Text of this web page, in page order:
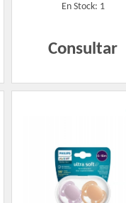
En Stock: 1
Consultar